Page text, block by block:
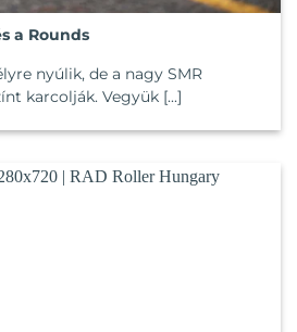
a Rounds
nyúlik, de a nagy SMR
karcolják. Vegyük [...]